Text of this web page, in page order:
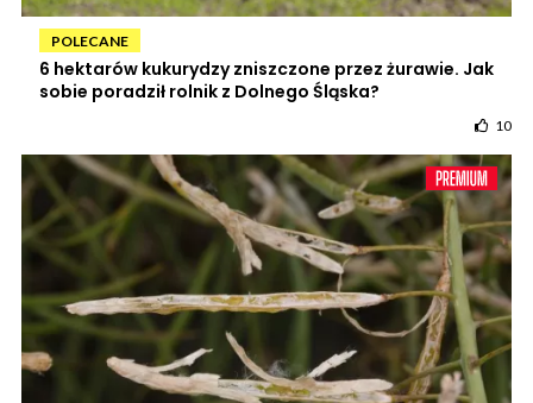
POLECANE
6 hektarów kukurydzy zniszczone przez żurawie. Jak
sobie poradził rolnik z Dolnego Śląska?
10